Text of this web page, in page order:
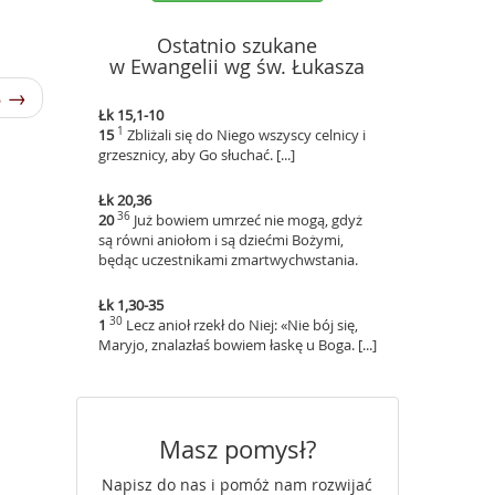
→
Ostatnio szukane
w Ewangelii wg św. Łukasza
Łk 15,1-10
151 Zbliżali się do Niego wszyscy celnicy i
grzesznicy, aby Go słuchać. [...]
Łk 20,36
2036 Już bowiem umrzeć nie mogą, gdyż
są równi aniołom i są dziećmi Bożymi,
będąc uczestnikami zmartwychwstania.
Łk 1,30-35
1 30 Lecz anioł rzekł do Niej: «Nie bój się,
Maryjo, znalazłaś bowiem łaskę u Boga. [...]
Masz pomysł?
Napisz do nas i pomóż nam rozwijać